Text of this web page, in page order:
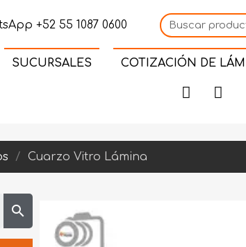
+52 55 1087 0600
SUCURSALES COTIZACIÓN DE
Cuarzo Vitro Lámina
search